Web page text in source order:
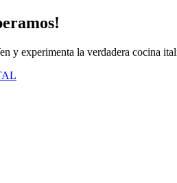
y experimenta la verdadera cocina